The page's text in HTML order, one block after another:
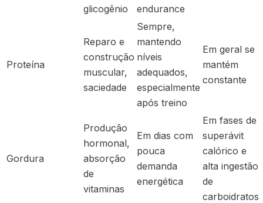
glicogênio
endurance
Proteína
Reparo e
construção
muscular,
saciedade
Sempre,
mantendo
níveis
adequados,
especialmente
após treino
Em geral se
mantém
constante
Gordura
Produção
hormonal,
absorção
de
vitaminas
Em dias com
pouca
demanda
energética
Em fases de
superávit
calórico e
alta ingestão
de
carboidratos